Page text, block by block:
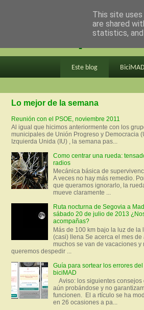
en bici por
Este blog
Lo mejor de la semana
Reunión con el PSOE, noviembre 2011
Al igual que hicimos anteriormente con los
municipales de Unión Progreso y Democracia
Izquierda Unida (IU) , la semana pas...
Como centrar una rueda:
radios
Mecánica básica de
A veces no hay más remedio.
que queramos ignorarlo, la
mueve claramente ...
Ruta nocturna de Segovia a
sábado 20 de julio de 2013
acompañas?
Más de 100 km bajo la luz de la
(casi) llena Se acerca el mes de
muchos se van de vacaciones y
queremos despedir ...
Guía para sortear los errores
biciMAD
Aviso: los siguientes consejos
aún probándose y no
funcionen. El a rtículo se ha
en 26 ocasiones a pa...
This site
are shared
statistics,